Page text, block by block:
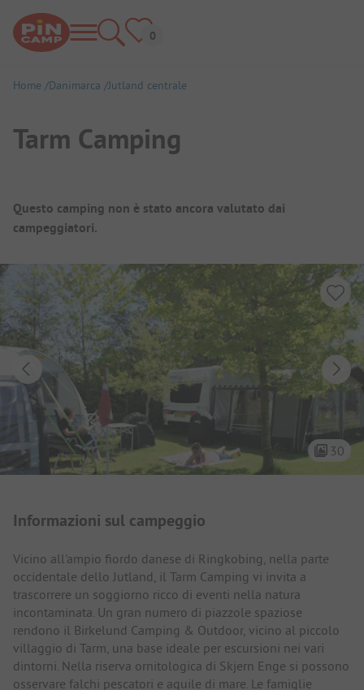
Home Danimarca Jutland centrale
Tarm Camping
Panoramica del campeggio
Questo camping non è stato ancora valutato dai
campeggiatori.
30
Informazioni sul campeggio
Vicino all'ampio fiordo danese di Ringkobing, nella parte
occidentale dello Jutland, il Tarm Camping vi invita a
trascorrere un soggiorno ricco di eventi nella natura
incontaminata. Un gran numero di piazzole spaziose
rendono il Birkelund Camping & Outdoor, vicino al piccolo
villaggio di Tarm, una base ideale per escursioni nei vari
dintorni. Nella riserva ornitologica di Skjern Enge si possono
osservare falchi pescatori e aquile di mare. Le famiglie